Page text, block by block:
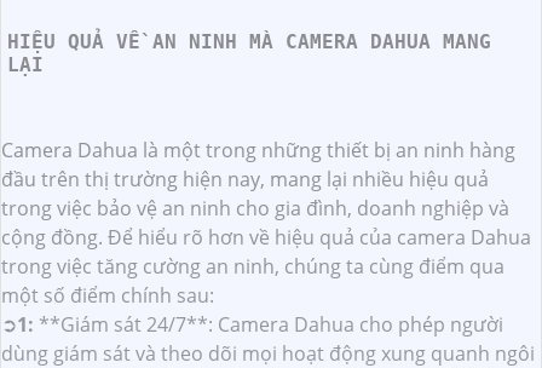
HIỆU QUẢ VỀ AN NINH MÀ CAMERA DAHUA MANG
LẠI
Camera Dahua là một trong những thiết bị an ninh hàng
đầu trên thị trường hiện nay, mang lại nhiều hiệu quả
trong việc bảo vệ an ninh cho gia đình, doanh nghiệp và
cộng đồng. Để hiểu rõ hơn về hiệu quả của camera Dahua
trong việc tăng cường an ninh, chúng ta cùng điểm qua
một số điểm chính sau:
➲1: **Giám sát 24/7**: Camera Dahua cho phép người
dùng giám sát và theo dõi mọi hoạt động xung quanh ngôi